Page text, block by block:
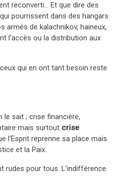
reconverti… Et que dire des
qui pourrissent dans des hangars
armés de kalachnikov, haineux,
l’accès ou la distribution aux
ceux qui en ont tant besoin reste
le sait ; crise financière,
mais surtout crise
l’Esprit reprenne sa place mais
et la Paix.
rudes pour tous. L’indifférence